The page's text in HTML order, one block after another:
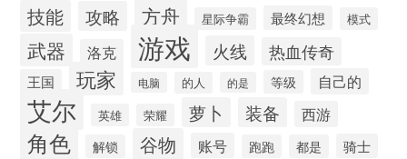
技能 攻略 方舟 星际争霸 最终幻想 模式
武器 洛克 游戏 火线 热血传奇
王国 玩家 电脑 的人 的是 等级 自己的
艾尔 英雄 荣耀 萝卜 装备 西游
角色 解锁 谷物 账号 跑跑 都是 骑士